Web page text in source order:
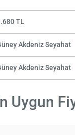
TL
Akdeniz Seyahat
Akdeniz Seyahat
Uygun